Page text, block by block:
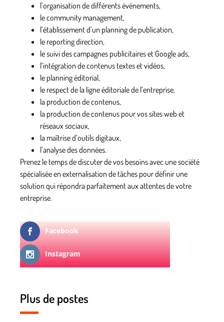
l’organisation de différents événements,
le community management,
l’établissement d’un planning de publication,
le reporting direction,
le suivi des campagnes publicitaires et Google ads,
l’intégration de contenus textes et vidéos,
le planning éditorial,
le respect de la ligne éditoriale de l’entreprise,
la production de contenus,
la production de contenus pour vos sites web et
réseaux sociaux,
la maîtrise d’outils digitaux,
l’analyse des données.
Prenez le temps de discuter de vos besoins avec unesociété
spécialisée en externalisation de tâches pour définir une
solution qui répondra parfaitement aux attentes de votre
entreprise.
Facebook
Instagram
Plus de postes